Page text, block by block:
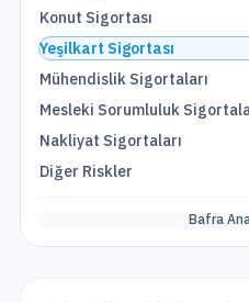
Konut Sigortası
Yeşilkart Sigortası
Mühendislik Sigortaları
Mesleki Sorumluluk
Nakliyat Sigortaları
Diğer Riskler
Bafra